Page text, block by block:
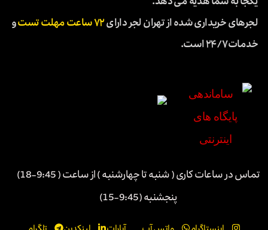
لجرهای خریداری شده از تهران لجر دارای۷۲ ساعت مهلت تست
و
خدمات ۲۴/۷ است.
تماس در ساعات کاری ( شنبه تا چهارشنبه ) از ساعت ( 9:45-18)
پنجشنبه (9:45-15)
اینستاگرام واتس آپ آپارات لینکدین تلگرام